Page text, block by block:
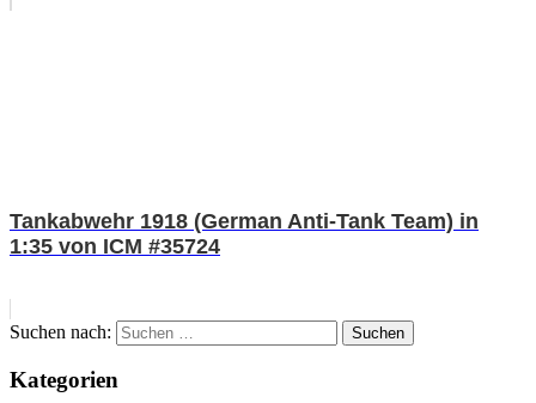
Tankabwehr 1918 (German Anti-Tank Team) in
1:35 von ICM #35724
Suchen nach: Suchen
Kategorien